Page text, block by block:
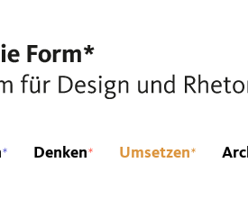
* Denken* Umsetzen*